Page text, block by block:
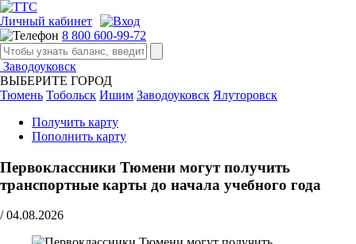
Личный кабинет
8 800 600-99-72
Заводоуковск
ВЫБЕРИТЕ ГОРОД
Тюмень Тобольск Ишим Заводоуковск Ялуторовск
Получить карту
Пополнить карту
Первоклассники Тюмени могут получить
транспортные карты до начала учебного года
/ 04.08.2026